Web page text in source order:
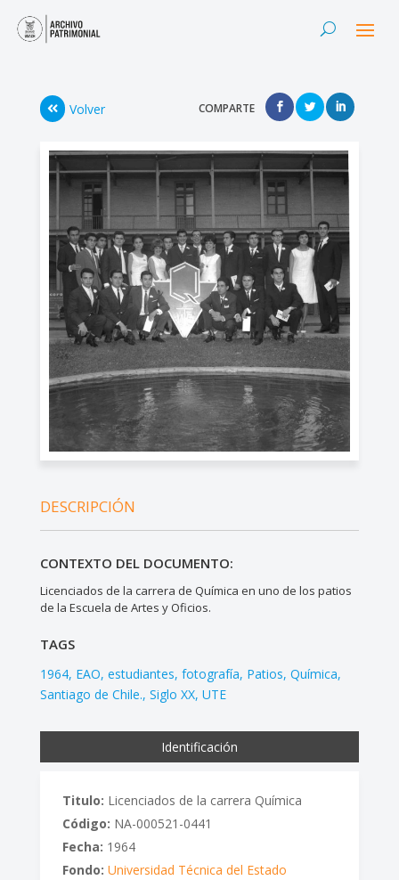
Volver COMPARTE
DESCRIPCIÓN
CONTEXTO DEL DOCUMENTO:
Licenciados de la carrera de Química en uno de los patios
de la Escuela de Artes y Oficios.
TAGS
1964 EAO estudiantes fotografía Patios Química
Santiago de Chile. Siglo XX UTE
Identificación
Titulo: Licenciados de la carrera Química
Código: NA-000521-0441
Fecha: 1964
Fondo: Universidad Técnica del Estado